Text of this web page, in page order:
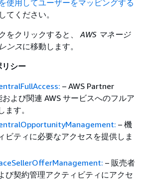
使用してユーザーをマッピングする
てください。
をクリックすると、AWS マネージ
ンスに移動します。
リシー
– AWS Partner
よび関連 AWS サービスへのフルア
ます。
– 機
ビティに必要なアクセスを提供しま
– 販売者
び契約管理アクティビティにアクセ